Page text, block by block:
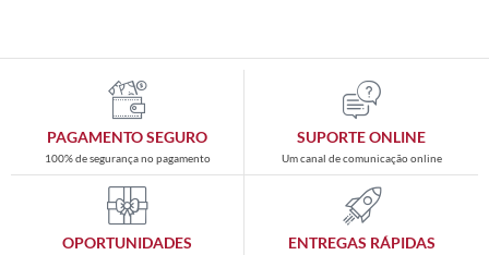
PAGAMENTO SEGURO
100% de segurança no pagamento
SUPORTE ONLINE
Um canal de comunicação online
OPORTUNIDADES ENTREGAS RÁPIDAS